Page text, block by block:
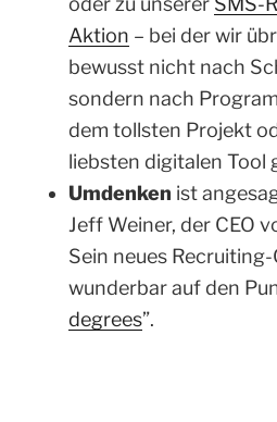
Aktion – bei der wir
bewusst nicht nach
sondern nach
dem tollsten Projekt
liebsten digitalen Tool
Umdenken ist
Jeff Weiner, der CEO
Sein neues
wunderbar auf den
degrees”.